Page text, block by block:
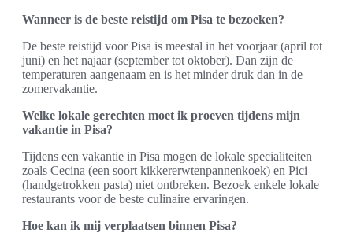
Wanneer is de beste reistijd om Pisa te bezoeken?
De beste reistijd voor Pisa is meestal in het voorjaar (april tot
juni) en het najaar (september tot oktober). Dan zijn de
temperaturen aangenaam en is het minder druk dan in de
zomervakantie.
Welke lokale gerechten moet ik proeven tijdens mijn
vakantie in Pisa?
Tijdens een vakantie in Pisa mogen de lokale specialiteiten
zoals Cecina (een soort kikkererwtenpannenkoek) en Pici
(handgetrokken pasta) niet ontbreken. Bezoek enkele lokale
restaurants voor de beste culinaire ervaringen.
Hoe kan ik mij verplaatsen binnen Pisa?